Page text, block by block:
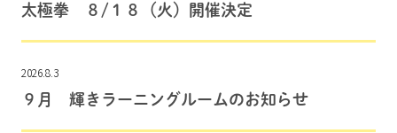
太極拳 ８/１８（火）開催決定
2026.8.3
９月 輝きラーニングルームのお知らせ